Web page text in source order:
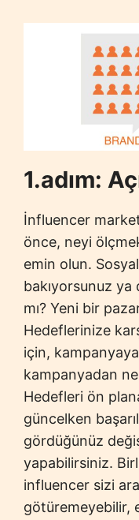
1.adım:
İnfluencer
önce, neyi
emin olun.
bakıyorsunuz
mı? Yeni bir
Hedeflerinize
için,
kampanyadan
Hedefleri ön
güncelken
gördüğünüz
yapabilirsiniz.
influencer sizi
götüremeyebilir,